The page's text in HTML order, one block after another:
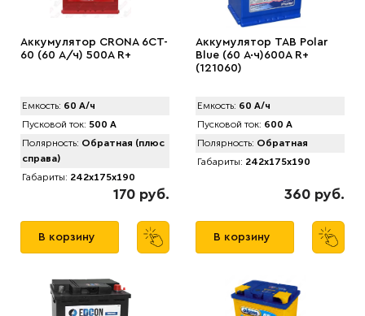
Аккумулятор CRONA 6CT-
60 (60 А/ч) 500A R+
Емкость: 60 А/ч
Пусковой ток: 500 А
Полярность: Обратная (плюс
справа)
Габариты: 242x175x190
170 руб.
В корзину
Аккумулятор TAB Polar
Blue (60 А·ч)600А R+
(121060)
Емкость: 60 А/ч
Пусковой ток: 600 А
Полярность: Обратная
Габариты: 242x175x190
360 руб.
В корзину